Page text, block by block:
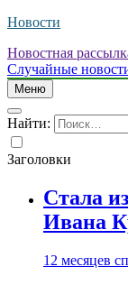
Новости
Новостная
Случайные
Меню
Найти:
Заголовки
Стала
Ивана
12 месяцев